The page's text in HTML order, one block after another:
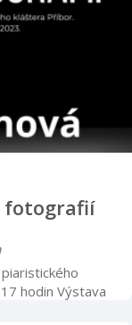
fotografií
hodin Výstava